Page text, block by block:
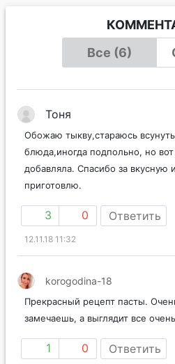
Все (6)
Тоня
Обожаю тыкву,стараюсь
блюда,иногда подпольно, но вот
добавляла. Спасибо за вкусную
приготовлю.
3 0 Ответить
12.11.18 11:32
korogodina-18
Прекрасный рецепт пасты.
замечаешь, а выглядит все
1 0 Ответить